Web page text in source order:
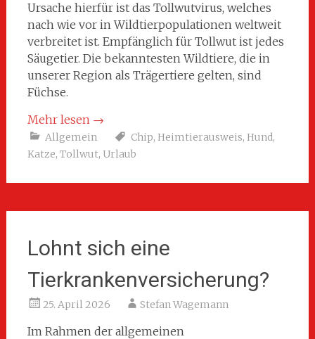
Ursache hierfür ist das Tollwutvirus, welches
nach wie vor in Wildtierpopulationen weltweit
verbreitet ist. Empfänglich für Tollwut ist jedes
Säugetier. Die bekanntesten Wildtiere, die in
unserer Region als Trägertiere gelten, sind
Füchse.
Mehr lesen →
Allgemein Chip, Heimtierausweis, Hund,
Katze, Tollwut, Urlaub
Lohnt sich eine
Tierkrankenversicherung?
25. April 2026 Stefan Wagemann
Im Rahmen der allgemeinen